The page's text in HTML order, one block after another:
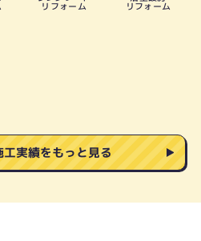
リフォーム リフォーム
実績をもっと見る